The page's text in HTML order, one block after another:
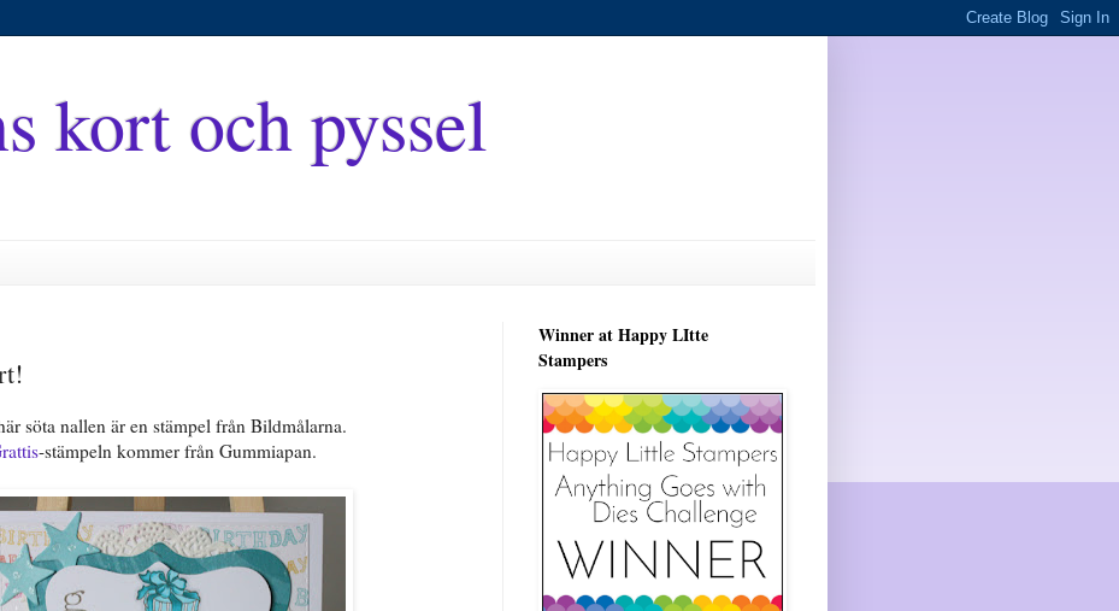
kort och pyssel
söta nallen är en stämpel från Bildmålarna.
-stämpeln kommer från Gummiapan.
Winner at Happy LItte
Stampers